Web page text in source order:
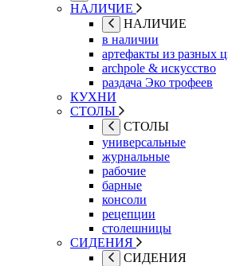
НАЛИЧИЕ
НАЛИЧИЕ
в наличии
артефакты из разных
archpole & искусство
раздача Эко трофеев
КУХНИ
СТОЛЫ
СТОЛЫ
универсальные
журнальные
рабочие
барные
консоли
рецепции
столешницы
СИДЕНИЯ
СИДЕНИЯ